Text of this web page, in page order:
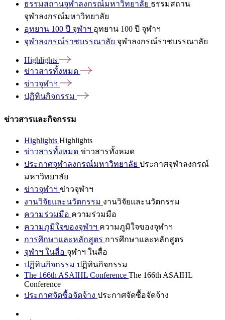
ธรรมสถานจุฬาลงกรณ์มหาวิทยาลัย ธรรมสถาน
จุฬาลงกรณ์มหาวิทยาลัย
อุทยาน 100 ปี จุฬาฯ อุทยาน 100 ปี จุฬาฯ
จุฬาลงกรณ์ราชบรรณาลัย จุฬาลงกรณ์ราชบรรณาลัย
Highlights
ข่าวสารทั้งหมด
ข่าวจุฬาฯ
ปฏิทินกิจกรรม
ข่าวสารและกิจกรรม
Highlights Highlights
ข่าวสารทั้งหมด ข่าวสารทั้งหมด
ประกาศจุฬาลงกรณ์มหาวิทยาลัย ประกาศจุฬาลงกรณ์
มหาวิทยาลัย
ข่าวจุฬาฯ ข่าวจุฬาฯ
งานวิจัยและนวัตกรรม งานวิจัยและนวัตกรรม
ความร่วมมือ ความร่วมมือ
ความภูมิใจของจุฬาฯ ความภูมิใจของจุฬาฯ
การศึกษาและหลักสูตร การศึกษาและหลักสูตร
จุฬาฯ ในสื่อ จุฬาฯ ในสื่อ
ปฏิทินกิจกรรม ปฏิทินกิจกรรม
The 166th ASAIHL Conference The 166th ASAIHL
Conference
ประกาศจัดซื้อจัดจ้าง ประกาศจัดซื้อจัดจ้าง